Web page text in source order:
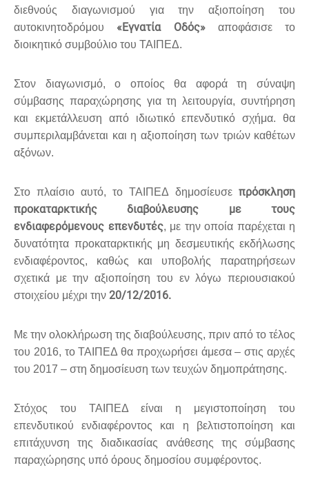
διεθνούς διαγωνισμού για την αξιοποίηση του
αυτοκινητοδρόμου «Εγνατία Οδός»αποφάσισε το
διοικητικό συμβούλιο του ΤΑΙΠΕΔ.
Στον διαγωνισμό, ο οποίος θα αφορά τη σύναψη
σύμβασης παραχώρησης για τη λειτουργία, συντήρηση
και εκμετάλλευση από ιδιωτικό επενδυτικό σχήμα. θα
συμπεριλαμβάνεται και η αξιοποίηση των τριών καθέτων
αξόνων.
Στο πλαίσιο αυτό, το ΤΑΙΠΕΔ δημοσίευσε πρόσκληση
προκαταρκτικής διαβούλευσης με τους
ενδιαφερόμενους επενδυτές, με την οποία παρέχεται η
δυνατότητα προκαταρκτικής μη δεσμευτικής εκδήλωσης
ενδιαφέροντος, καθώς και υποβολής παρατηρήσεων
σχετικά με την αξιοποίηση του εν λόγω περιουσιακού
στοιχείου μέχρι την 20/12/2016.
Με την ολοκλήρωση της διαβούλευσης, πριν από το τέλος
του 2016, το ΤΑΙΠΕΔ θα προχωρήσει άμεσα – στις αρχές
του 2017 – στη δημοσίευση των τευχών δημοπράτησης.
Στόχος του ΤΑΙΠΕΔ είναι η μεγιστοποίηση του
επενδυτικού ενδιαφέροντος και η βελτιστοποίηση και
επιτάχυνση της διαδικασίας ανάθεσης της σύμβασης
παραχώρησης υπό όρους δημοσίου συμφέροντος.